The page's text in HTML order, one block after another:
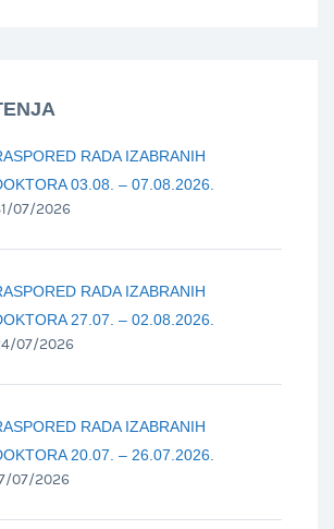
RADA IZABRANIH
03.08. – 07.08.2026.
07/2026
RADA IZABRANIH
27.07. – 02.08.2026.
07/2026
RADA IZABRANIH
20.07. – 26.07.2026.
07/2026